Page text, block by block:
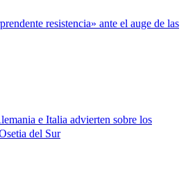
resistencia» ante el auge de las
e Italia advierten sobre los
del Sur